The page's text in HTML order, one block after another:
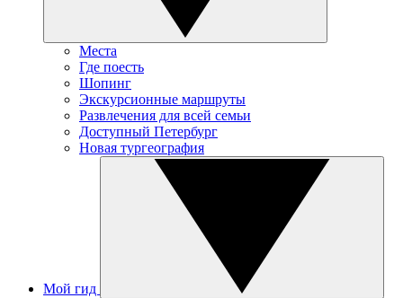
Места
Где поесть
Шопинг
Экскурсионные маршруты
Развлечения для всей семьи
Доступный Петербург
Новая тургеография
Мой гид